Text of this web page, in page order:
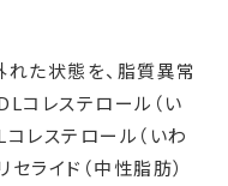
た状態を、脂質異常
コレステロール（い
レステロール（いわ
ライド（中性脂肪）